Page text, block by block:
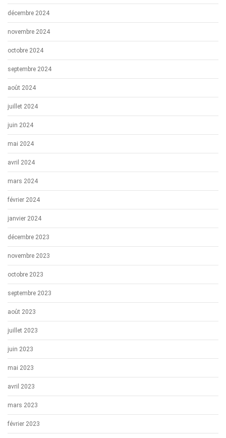
décembre 2024
novembre 2024
octobre 2024
septembre 2024
août 2024
juillet 2024
juin 2024
mai 2024
avril 2024
mars 2024
février 2024
janvier 2024
décembre 2023
novembre 2023
octobre 2023
septembre 2023
août 2023
juillet 2023
juin 2023
mai 2023
avril 2023
mars 2023
février 2023